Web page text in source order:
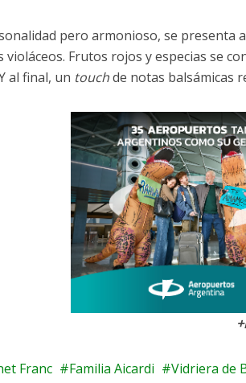
pero armonioso, se presenta
violáceos. Frutos rojos y especias se
al final, un touchde notas balsámicas
Franc Familia Aicardi Vidriera de